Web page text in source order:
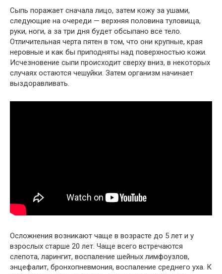
Сыпь поражает сначала лицо, затем кожу за ушами,
следующие на очереди — верхняя половина туловища,
руки, ноги, а за три дня будет обсыпано все тело.
Отличительная черта пятен в том, что они крупные, края
неровные и как бы приподняты над поверхностью кожи.
Исчезновение сыпи происходит сверху вниз, в некоторых
случаях остаются чешуйки. Затем организм начинает
выздоравливать.
Осложнения возникают чаще в возрасте до 5 лет и у
взрослых старше 20 лет. Чаще всего встречаются
слепота, ларингит, воспаление шейных лимфоузлов,
энцефалит, бронхопневмония, воспаление среднего уха. К